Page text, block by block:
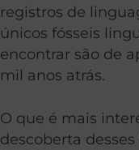
registros de
únicos fósseis
encontrar são de
mil anos atrás.
O que é mais
descoberta desses